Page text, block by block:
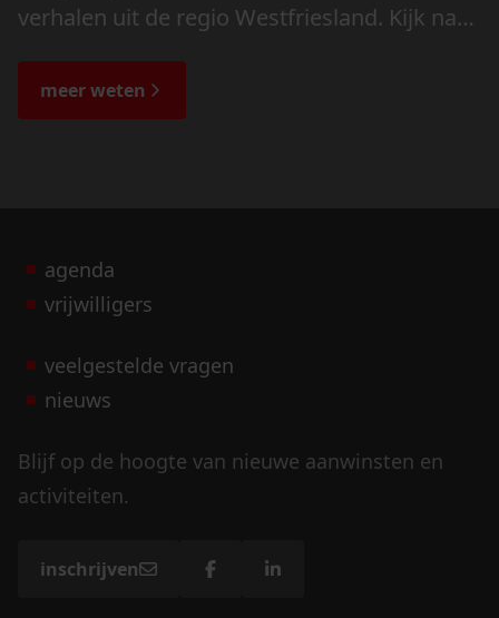
verhalen uit de regio Westfriesland. Kijk naar
de bijzondere verhalen.
meer weten
agenda
vrijwilligers
veelgestelde vragen
nieuws
Blijf op de hoogte van nieuwe aanwinsten en
activiteiten.
inschrijven